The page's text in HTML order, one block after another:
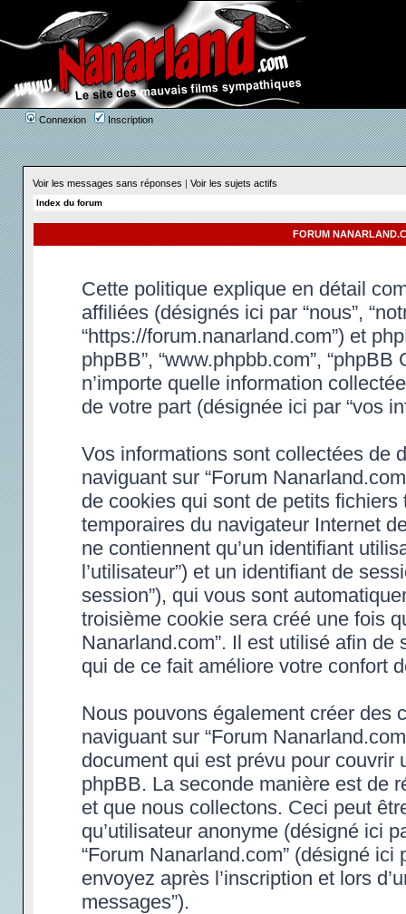
Connexion Inscription
Voir les messages sans réponses | Voir les sujets actifs
Index du forum
FORUM
Cette politique explique en détail
affiliées (désignés ici par “nous”,
“https://forum.nanarland.com”) et
phpBB”, “www.phpbb.com”,
n’importe quelle information
de votre part (désignée ici par “vos
Vos informations sont collectées de
naviguant sur “Forum
de cookies qui sont de petits
temporaires du navigateur Internet
ne contiennent qu’un identifiant
l’utilisateur”) et un identifiant de
session”), qui vous sont
troisième cookie sera créé une fois
Nanarland.com”. Il est utilisé afin
qui de ce fait améliore votre confort
Nous pouvons également créer des
naviguant sur “Forum
document qui est prévu pour
phpBB. La seconde manière est de
et que nous collectons. Ceci peut
qu’utilisateur anonyme (désigné ici
“Forum Nanarland.com” (désigné
envoyez après l’inscription et lors
messages”).